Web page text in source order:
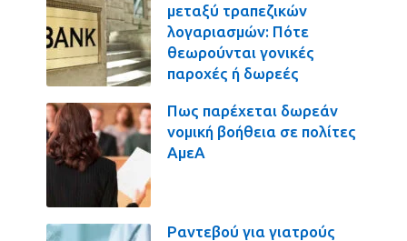
μεταξύ τραπεζικών
λογαριασμών: Πότε
θεωρούνται γονικές
παροχές ή δωρεές
Πως παρέχεται δωρεάν
νομική βοήθεια σε πολίτες
ΑμεΑ
Ραντεβού για γιατρούς